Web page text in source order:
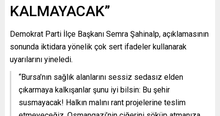
KALMAYACAK”
Demokrat Parti İlçe Başkanı Semra Şahinalp, açıklamasının
sonunda iktidara yönelik çok sert ifadeler kullanarak
uyarılarını yineledi.
“Bursa’nın sağlık alanlarını sessiz sedasız elden
çıkarmaya kalkışanlar şunu iyi bilsin: Bu şehir
susmayacak! Halkın malını rant projelerine teslim